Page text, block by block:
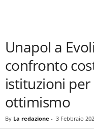
Unapol a
confronto
istituzioni
ottimismo
By La redazione - 3 Febbraio